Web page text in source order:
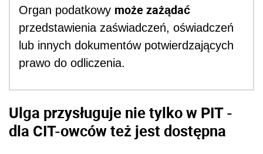
Organ podatkowy może zażądać
przedstawienia zaświadczeń, oświadczeń
lub innych dokumentów potwierdzających
prawo do odliczenia.
Ulga przysługuje nie tylko w PIT -
dla CIT-owców też jest dostępna